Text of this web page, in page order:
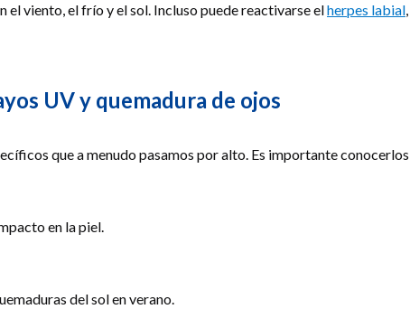
el viento, el frío y el sol. Incluso puede reactivarse elherpes labial
UV y quemadura de ojos
que a menudo pasamos por alto. Es importante
en la piel.
del sol en verano.